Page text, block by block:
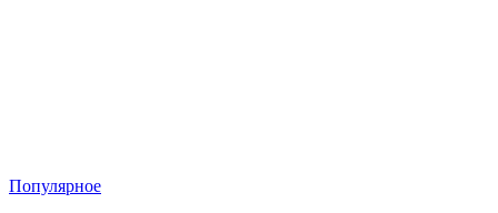
Популярное